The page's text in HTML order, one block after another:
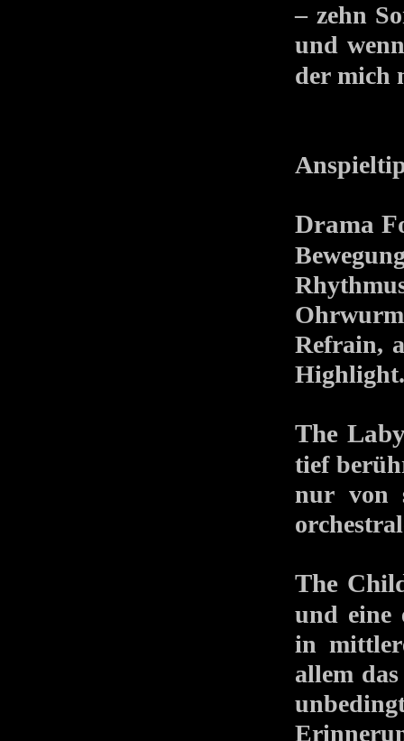
– zehn
und
der mich
Drama
Refrain,
Highlight.
The
tief
nur von
The
und eine
in
allem